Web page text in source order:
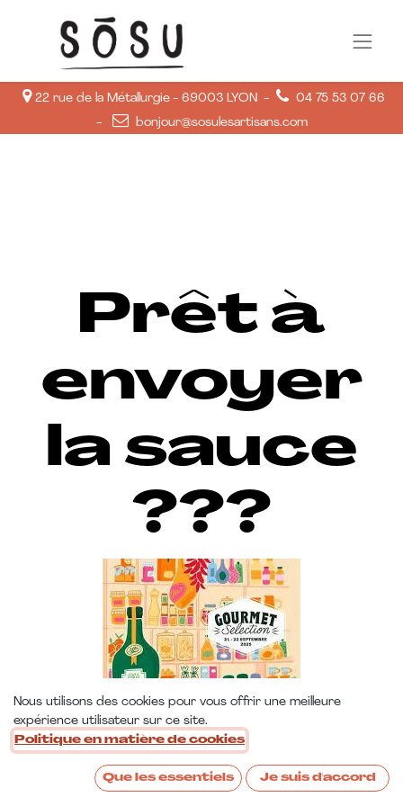
22 rue de la Métallurgie - 69003 LYON -
04 75 53 07 66
-
bonjour@sosulesartisans.com
Prêt à
envoyer
la sauce
???
Nous utilisons des cookies pour vous offrir une meilleure
expérience utilisateur sur ce site.
Politique en matière de cookies
Que les essentiels Je suis d'accord